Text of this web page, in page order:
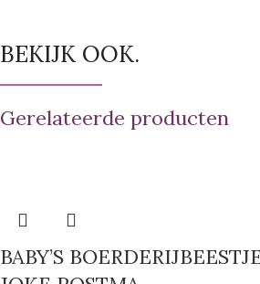
BEKIJK OOK.
Gerelateerde producten
BABY’S